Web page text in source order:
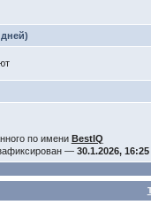
по имени BestIQ
— 30.1.2026, 16:25